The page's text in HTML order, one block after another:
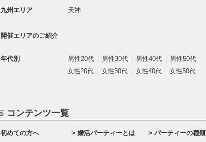
九州エリア 天神
開催エリアのご紹介
年代別 男性20代 男性30代 男性40代
男性50代
女性20代
女性30代 女性40代 女性50代
コンテンツ一覧
初めての方へ 婚活パーティーとは パーティーの種類